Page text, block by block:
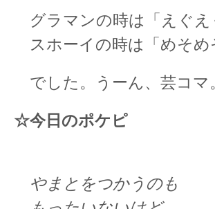
グラマンの時は「えぐえ
スホーイの時は「めそめ
でした。うーん、芸コマ。
☆今日のポケピ
やまとをつかうのも